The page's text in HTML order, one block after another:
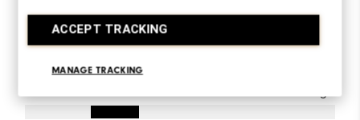
ACCEPT TRACKING
MANAGE TRACKING
Sizing/Fit